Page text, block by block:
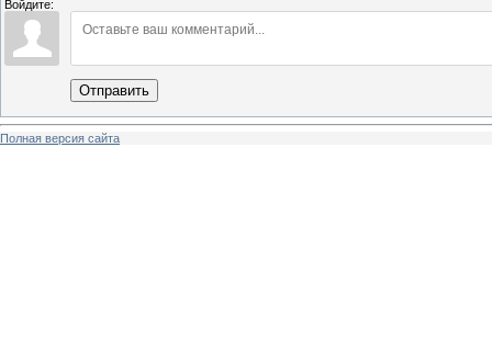
Войдите:
Отправить
Полная версия сайта